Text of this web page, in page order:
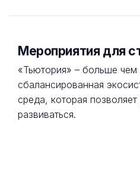
Мероприятия для
«Тьютория» – больше
сбалансированная
среда, которая
развиваться.